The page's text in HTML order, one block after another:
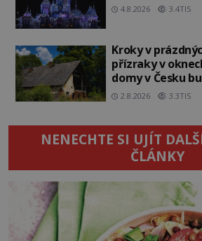
4.8.2026 3.4TIS
Kroky v
přízraky v
domy v Česku
2.8.2026 3.3TIS
NENECHTE SI UJÍT
ČLÁNKY